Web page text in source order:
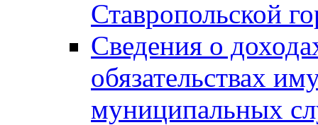
Ставропольской
Сведения о
обязательствах
муниципальных